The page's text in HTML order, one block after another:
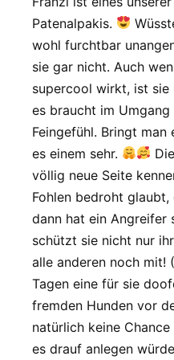
Patenalpakis.
wohl furchtbar
sie gar nicht. Auch
supercool wirkt, ist sie
es braucht im
Feingefühl. Bringt
es einem sehr.
völlig neue Seite
Fohlen bedroht
dann hat ein Angreifer
schützt sie nicht nur
alle anderen noch mit!
Tagen eine für sie
fremden Hunden vor
natürlich keine
es drauf anlegen